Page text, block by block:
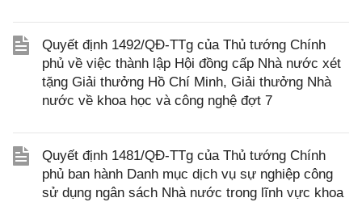
Quyết định 1492/QĐ-TTg của Thủ tướng Chính
phủ về việc thành lập Hội đồng cấp Nhà nước xét
tặng Giải thưởng Hồ Chí Minh, Giải thưởng Nhà
nước về khoa học và công nghệ đợt 7
Quyết định 1481/QĐ-TTg của Thủ tướng Chính
phủ ban hành Danh mục dịch vụ sự nghiệp công
sử dụng ngân sách Nhà nước trong lĩnh vực khoa